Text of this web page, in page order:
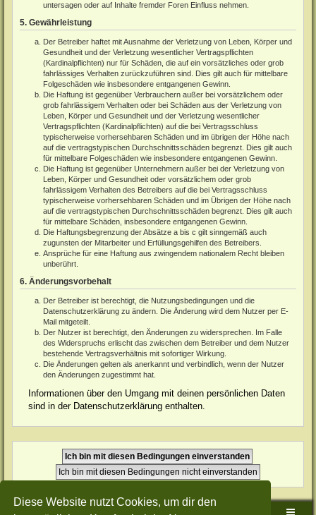
Diese Website nutzt Cookies, um dir den
untersagen oder auf Inhalte fremder Foren Einfluss nehmen.
5. Gewährleistung
Der Betreiber haftet mit Ausnahme der Verletzung von Leben, Körper und
Gesundheit und der Verletzung wesentlicher Vertragspflichten
(Kardinalpflichten) nur für Schäden, die auf ein vorsätzliches oder grob
fahrlässiges Verhalten zurückzuführen sind. Dies gilt auch für mittelbare
Folgeschäden wie insbesondere entgangenen Gewinn.
Die Haftung ist gegenüber Verbrauchern außer bei vorsätzlichem oder
grob fahrlässigem Verhalten oder bei Schäden aus der Verletzung von
Leben, Körper und Gesundheit und der Verletzung wesentlicher
Vertragspflichten (Kardinalpflichten) auf die bei Vertragsschluss
typischerweise vorhersehbaren Schäden und im übrigen der Höhe nach
auf die vertragstypischen Durchschnittsschäden begrenzt. Dies gilt auch
für mittelbare Folgeschäden wie insbesondere entgangenen Gewinn.
Die Haftung ist gegenüber Unternehmern außer bei der Verletzung von
Leben, Körper und Gesundheit oder vorsätzlichem oder grob
fahrlässigem Verhalten des Betreibers auf die bei Vertragsschluss
typischerweise vorhersehbaren Schäden und im Übrigen der Höhe nach
auf die vertragstypischen Durchschnittsschäden begrenzt. Dies gilt auch
für mittelbare Schäden, insbesondere entgangenen Gewinn.
Die Haftungsbegrenzung der Absätze a bis c gilt sinngemäß auch
zugunsten der Mitarbeiter und Erfüllungsgehilfen des Betreibers.
Ansprüche für eine Haftung aus zwingendem nationalem Recht bleiben
unberührt.
6. Änderungsvorbehalt
Der Betreiber ist berechtigt, die Nutzungsbedingungen und die
Datenschutzerklärung zu ändern. Die Änderung wird dem Nutzer per E-
Mail mitgeteilt.
Der Nutzer ist berechtigt, den Änderungen zu widersprechen. Im Falle
des Widerspruchs erlischt das zwischen dem Betreiber und dem Nutzer
bestehende Vertragsverhältnis mit sofortiger Wirkung.
Die Änderungen gelten als anerkannt und verbindlich, wenn der Nutzer
den Änderungen zugestimmt hat.
Informationen über den Umgang mit deinen persönlichen Daten
sind in der Datenschutzerklärung enthalten.
Sudden-Strike-Maps.de Hauptseite Foren-Übersicht